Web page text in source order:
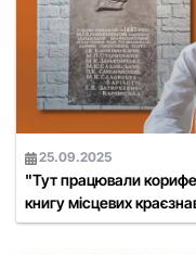
25.09.2025
"Тут працювали
книгу місцевих